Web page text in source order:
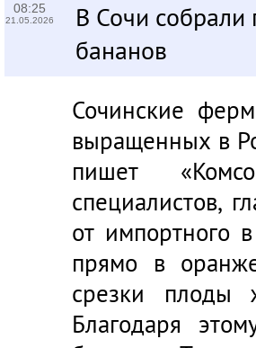
08:25
21.05.2026
В Сочи
бананов
Сочинские
выращенных в
пишет
специалистов,
от импортного
прямо в
срезки плоды
Благодаря